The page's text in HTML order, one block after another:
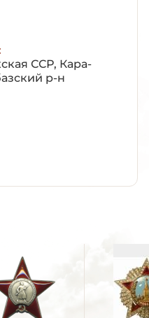
ССР, Кара-
р-н